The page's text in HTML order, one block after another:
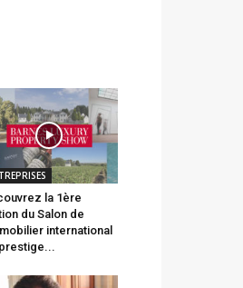
la 1ère
du Salon de
international